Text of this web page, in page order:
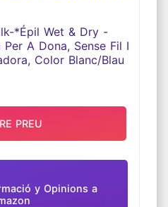
BLANC/BLAU
y Opinions a
PREU